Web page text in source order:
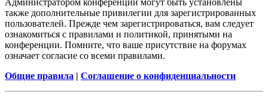
Администратором конференции могут быть установлены
также дополнительные привилегии для зарегистрированных
пользователей. Прежде чем зарегистрироваться, вам следует
ознакомиться с правилами и политикой, принятыми на
конференции. Помните, что ваше присутствие на форумах
означает согласие со всеми правилами.
Общие правила | Соглашение о конфиденциальности